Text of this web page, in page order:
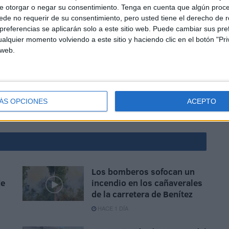
otorgar o negar su consentimiento. Tenga en cuenta que algún
no requerir de su consentimiento, pero usted tiene el derecho de
se aplicarán solo a este sitio web. Puede cambiar sus
momento volviendo a este sitio y haciendo clic en el botón
OPCIONES ACEPTO
que realizar otra salida reseñable. Con las
han tenido conocimiento de que una extensión
el lugar indicado, pudieron comprobar que se trataba
Los bomberos sofocan un
incendio en los cañaverales
de la carretera de Benítez
HACE 1 DÍA